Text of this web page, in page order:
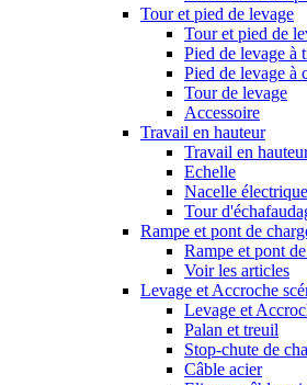
Tour et pied de levage
Tour et pied de
Pied de levage à
Pied de levage à
Tour de levage
Accessoire
Travail en hauteur
Travail en
Echelle
Nacelle électrique
Tour
Rampe et pont de
Rampe et pont
Voir les articles
Levage et Accroche
Levage et
Palan et treuil
Stop-chute de
Câble acier